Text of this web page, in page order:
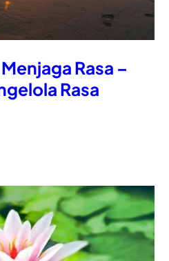
Rasa –
Rasa